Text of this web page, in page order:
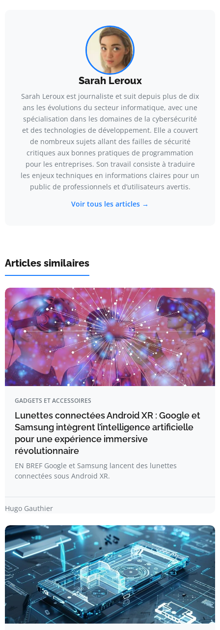
Sarah Leroux
Sarah Leroux est journaliste et suit depuis plus de dix
ans les évolutions du secteur informatique, avec une
spécialisation dans les domaines de la cybersécurité
et des technologies de développement. Elle a couvert
de nombreux sujets allant des failles de sécurité
critiques aux bonnes pratiques de programmation
pour les entreprises. Son travail consiste à traduire
les enjeux techniques en informations claires pour un
public de professionnels et d’utilisateurs avertis.
Voir tous les articles →
Articles similaires
GADGETS ET ACCESSOIRES
Lunettes connectées Android XR : Google et
Samsung intègrent l’intelligence artificielle
pour une expérience immersive
révolutionnaire
EN BREF Google et Samsung lancent des lunettes
connectées sous Android XR.
Hugo Gauthier